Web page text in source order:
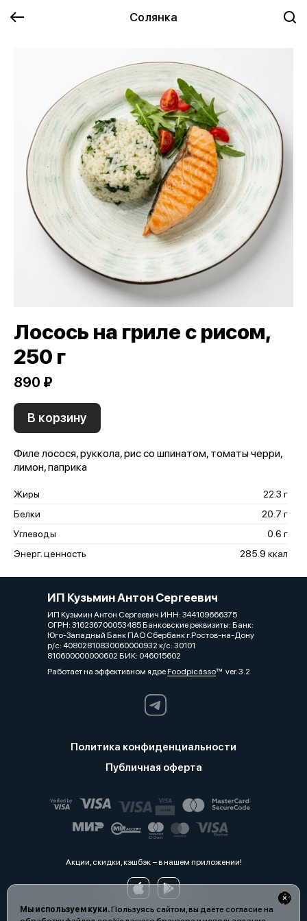
Солянка
Мы используем куки.Пользуясь сайтом, вы даёте согласие на
Лосось на гриле с рисом,
250 г
890 ₽
В корзину
Филе лосося, руккола, рис со шпинатом, томаты черри,
лимон, паприка
Жиры
22.3 г
Белки
20.7 г
Углеводы
0.6 г
Энерг. ценность
285.9 ккал
ИП Кузьмин Антон Сергеевич
ИП Кузьмин Антон Сергеевич ИНН: З44109666З75
ОГРН: З162З6700053485 Банковские реквизиты: Банк:
Юго-Западный Банк ПАО Сбербанк г.Ростов-на-Дону
р/с: 40802810830060000932 к/с: 30101
810600000000602 БИК: 046015602
Работает на эффективном ядреFoodpicássover. 3.2
Политика конфиденциальности
Публичная оферта
Акции, скидки, кэшбэк − в нашем приложении!